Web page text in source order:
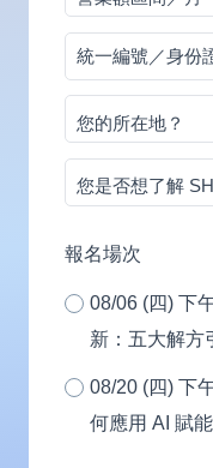
品
牌
名
稱
業
額
區
間
／
月
統
一
編
號
／
份
證
(個
您
的
所
在
地？
您
是
了
SHOPLINE
報名場次
08/06 (四) 下
新：五大解方
08/20 (四) 下
何應用 AI 賦